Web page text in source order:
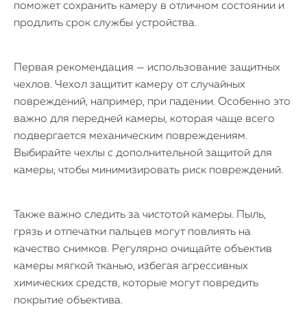
поможет сохранить камеру в отличном состоянии и
продлить срок службы устройства.
Первая рекомендация — использование защитных
чехлов. Чехол защитит камеру от случайных
повреждений, например, при падении. Особенно это
важно для передней камеры, которая чаще всего
подвергается механическим повреждениям.
Выбирайте чехлы с дополнительной защитой для
камеры, чтобы минимизировать риск повреждений.
Также важно следить за чистотой камеры. Пыль,
грязь и отпечатки пальцев могут повлиять на
качество снимков. Регулярно очищайте объектив
камеры мягкой тканью, избегая агрессивных
химических средств, которые могут повредить
покрытие объектива.